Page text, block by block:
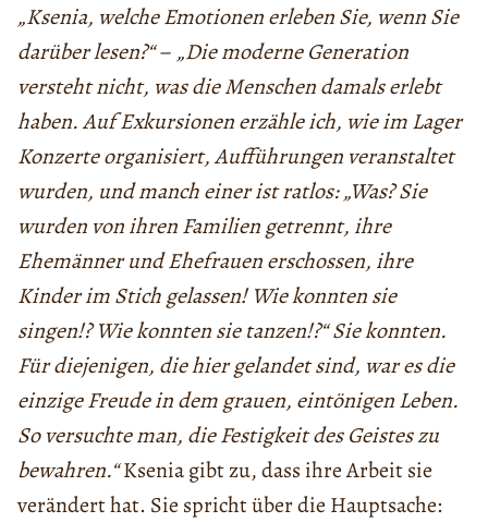
„Ksenia, welche Emotionen erleben Sie, wenn Sie
darüber lesen?“– „Die moderne Generation
versteht nicht, was die Menschen damals erlebt
haben. Auf Exkursionen erzähle ich, wie im Lager
Konzerte organisiert, Aufführungen veranstaltet
wurden, und manch einer ist ratlos: „Was? Sie
wurden von ihren Familien getrennt, ihre
Ehemänner und Ehefrauen erschossen, ihre
Kinder im Stich gelassen! Wie konnten sie
singen!? Wie konnten sie tanzen!?“ Sie konnten.
Für diejenigen, die hier gelandet sind, war es die
einzige Freude in dem grauen, eintönigen Leben.
So versuchte man, die Festigkeit des Geistes zu
bewahren.“Ksenia gibt zu, dass ihre Arbeit sie
verändert hat. Sie spricht über die Hauptsache: